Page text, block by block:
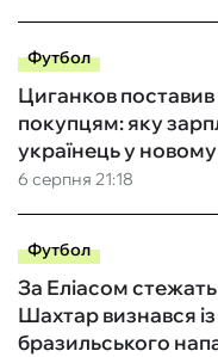
Футбол
6 серпня 21:18
Циганков
покупцям: яку
українець у новому
Футбол
За Еліасом
Шахтар визнався
бразильського